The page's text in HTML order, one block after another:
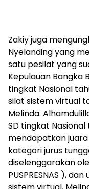
Zakiy juga
Nyelanding yang
satu pesilat yang
Kepulauan Bangka
tingkat Nasional
silat sistem virtual
Melinda.
SD tingkat
mendapatkan juara
kategori jurus
diselenggarakan
PUSPRESNAS ),